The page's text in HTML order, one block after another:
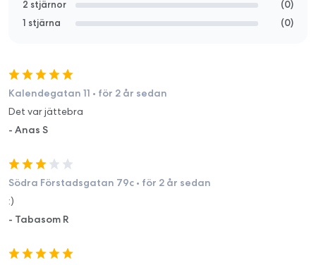
2 stjärnor
(0)
1 stjärna
(0)
Kalendegatan 11 • för 2 år sedan
Det var jättebra
- Anas S
Södra Förstadsgatan 79c • för 2 år sedan
:)
- Tabasom R